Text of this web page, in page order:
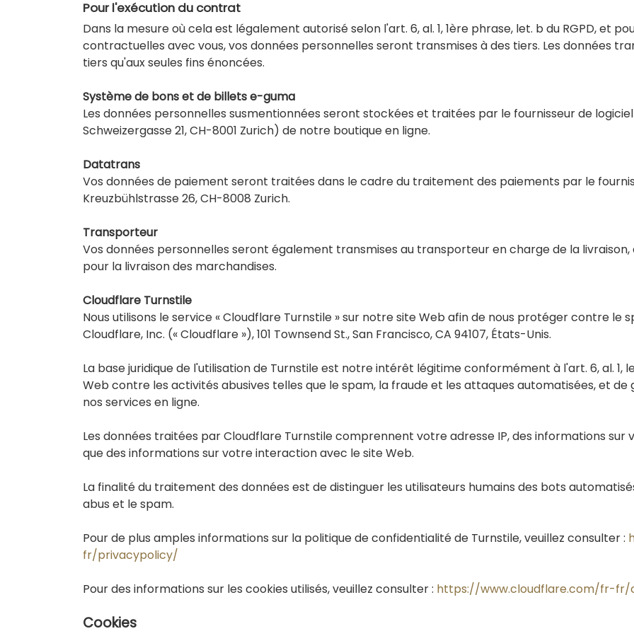
Pour l'exécution du contrat
Dans la mesure où cela est légalement autorisé selon l'art. 6, al. 1, 1ère phrase, let. b du RGPD, et
contractuelles avec vous, vos données personnelles seront transmises à des tiers. Les données
tiers qu'aux seules fins énoncées.
Système de bons et de billets e-guma
Les données personnelles susmentionnées seront stockées et traitées par le fournisseur de
Schweizergasse 21, CH-8001 Zurich) de notre boutique en ligne.
Datatrans
Vos données de paiement seront traitées dans le cadre du traitement des paiements par le
Kreuzbühlstrasse 26, CH-8008 Zurich.
Transporteur
Vos données personnelles seront également transmises au transporteur en charge de la
pour la livraison des marchandises.
Cloudflare Turnstile
Nous utilisons le service « Cloudflare Turnstile » sur notre site Web afin de nous protéger contre le
Cloudflare, Inc. (« Cloudflare »), 101 Townsend St., San Francisco, CA 94107, États-Unis.
La base juridique de l'utilisation de Turnstile est notre intérêt légitime conformément à l'art. 6, al. 1,
Web contre les activités abusives telles que le spam, la fraude et les attaques automatisées, et
nos services en ligne.
Les données traitées par Cloudflare Turnstile comprennent votre adresse IP, des informations
que des informations sur votre interaction avec le site Web.
La finalité du traitement des données est de distinguer les utilisateurs humains des bots
abus et le spam.
Pour de plus amples informations sur la politique de confidentialité de Turnstile, veuillez consulter :
fr/privacypolicy/
Pour des informations sur les cookies utilisés, veuillez consulter : https://www.cloudflare.com/fr-
Cookies